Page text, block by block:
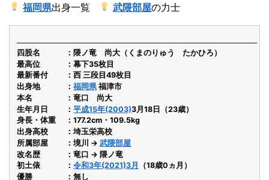
福岡県出身一覧 武隈部屋の力士
四股名
隈ノ竜 尚大（くまのりゅう たかひろ）
最高位
幕下35枚目
最新番付
西 三段目49枚目
出身地
福岡県福津市
本名
竜口 尚大
生年月日
平成15年(2003)3月18日（23歳）
身長・体重
177.2cm・109.5kg
出身高校
埼玉栄高校
所属部屋
境川 →武隈部屋
改名歴
竜口 → 隈ノ竜
初土俵
令和3年(2021)3月
（18歳0ヵ月）
優勝
無し